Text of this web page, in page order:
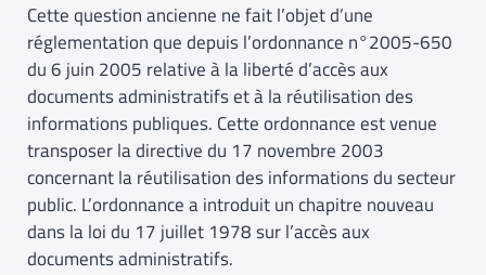
Cette question ancienne ne fait l’objet d’une
réglementation que depuis l’ordonnance n°2005-650
du 6 juin 2005 relative à la liberté d’accès aux
documents administratifs et à la réutilisation des
informations publiques. Cette ordonnance est venue
transposer la directive du 17 novembre 2003
concernant la réutilisation des informations du secteur
public. L’ordonnance a introduit un chapitre nouveau
dans la loi du 17 juillet 1978 sur l’accès aux
documents administratifs.